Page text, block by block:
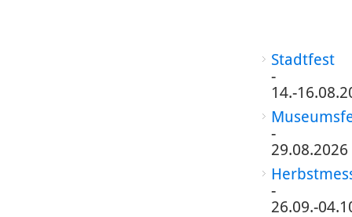
Stadtfest
-
14.-
-
29.08.2026
-
26.09.-